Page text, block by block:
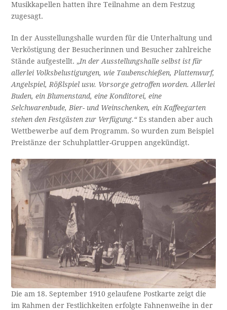
Musikkapellen hatten ihre Teilnahme an dem Festzug
zugesagt.
In der Ausstellungshalle wurden für die Unterhaltung und
Verköstigung der Besucherinnen und Besucher zahlreiche
Stände aufgestellt. „In der Ausstellungshalle selbst ist für
allerlei Volksbelustigungen, wie Taubenschießen, Plattenwurf,
Angelspiel, Rößlspiel usw. Vorsorge getroffen worden. Allerlei
Buden, ein Blumenstand, eine Konditorei, eine
Selchwarenbude, Bier- und Weinschenken, ein Kaffeegarten
stehen den Festgästen zur Verfügung.“Es standen aber auch
Wettbewerbe auf dem Programm. So wurden zum Beispiel
Preistänze der Schuhplattler-Gruppen angekündigt.
Die am 18. September 1910 gelaufene Postkarte zeigt die
im Rahmen der Festlichkeiten erfolgte Fahnenweihe in der